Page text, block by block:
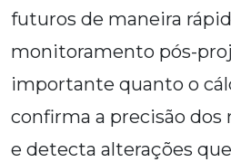
futuros de maneira
monitoramento pós-
importante quanto o
confirma a precisão dos
e detecta alterações